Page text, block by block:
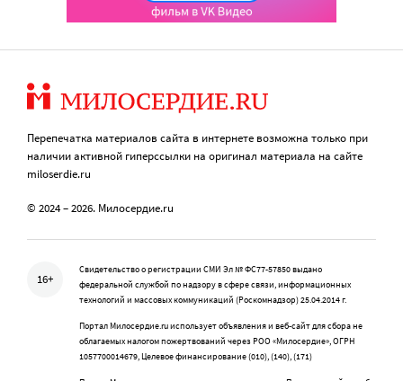
Перепечатка материалов сайта в интернете возможна только при
наличии активной гиперссылки на оригинал материала на сайте
miloserdie.ru
© 2024 – 2026. Милосердие.ru
16+
Свидетельство о регистрации СМИ Эл № ФС77-57850 выдано
федеральной службой по надзору в сфере связи, информационных
технологий и массовых коммуникаций (Роскомнадзор) 25.04.2014 г.
Портал Милосердие.ru использует объявления и веб-сайт для сбора не
облагаемых налогом пожертвований через РОО «Милосердие», ОГРН
1057700014679, Целевое финансирование (010), (140), (171)